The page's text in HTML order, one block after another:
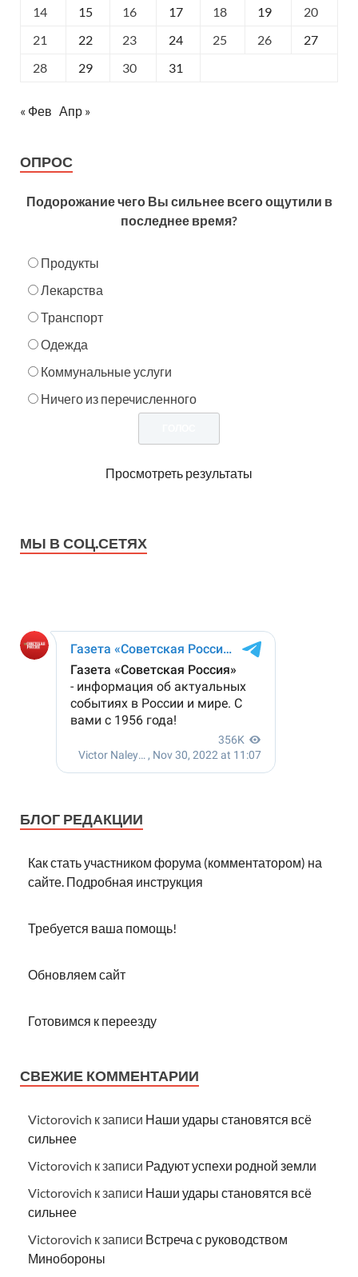
14 15 16 17 18 19
20
21
22 23 24 25 26
27
28
29 30 31
« Фев Апр »
ОПРОС
Подорожание чего Вы сильнее всего ощутили в
последнее время?
Продукты
Лекарства
Транспорт
Одежда
Коммунальные услуги
Ничего из перечисленного
Просмотреть результаты
МЫ В СОЦ.СЕТЯХ
БЛОГ РЕДАКЦИИ
Как стать участником форума (комментатором) на
сайте. Подробная инструкция
Требуется ваша помощь!
Обновляем сайт
Готовимся к переезду
СВЕЖИЕ КОММЕНТАРИИ
Victorovich к записи Наши удары становятся всё
сильнее
Victorovich к записи Радуют успехи родной земли
Victorovich к записи Наши удары становятся всё
сильнее
Victorovich к записи Встреча с руководством
Минобороны